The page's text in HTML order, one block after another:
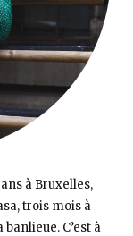
à Bruxelles,
trois mois à
C’est à